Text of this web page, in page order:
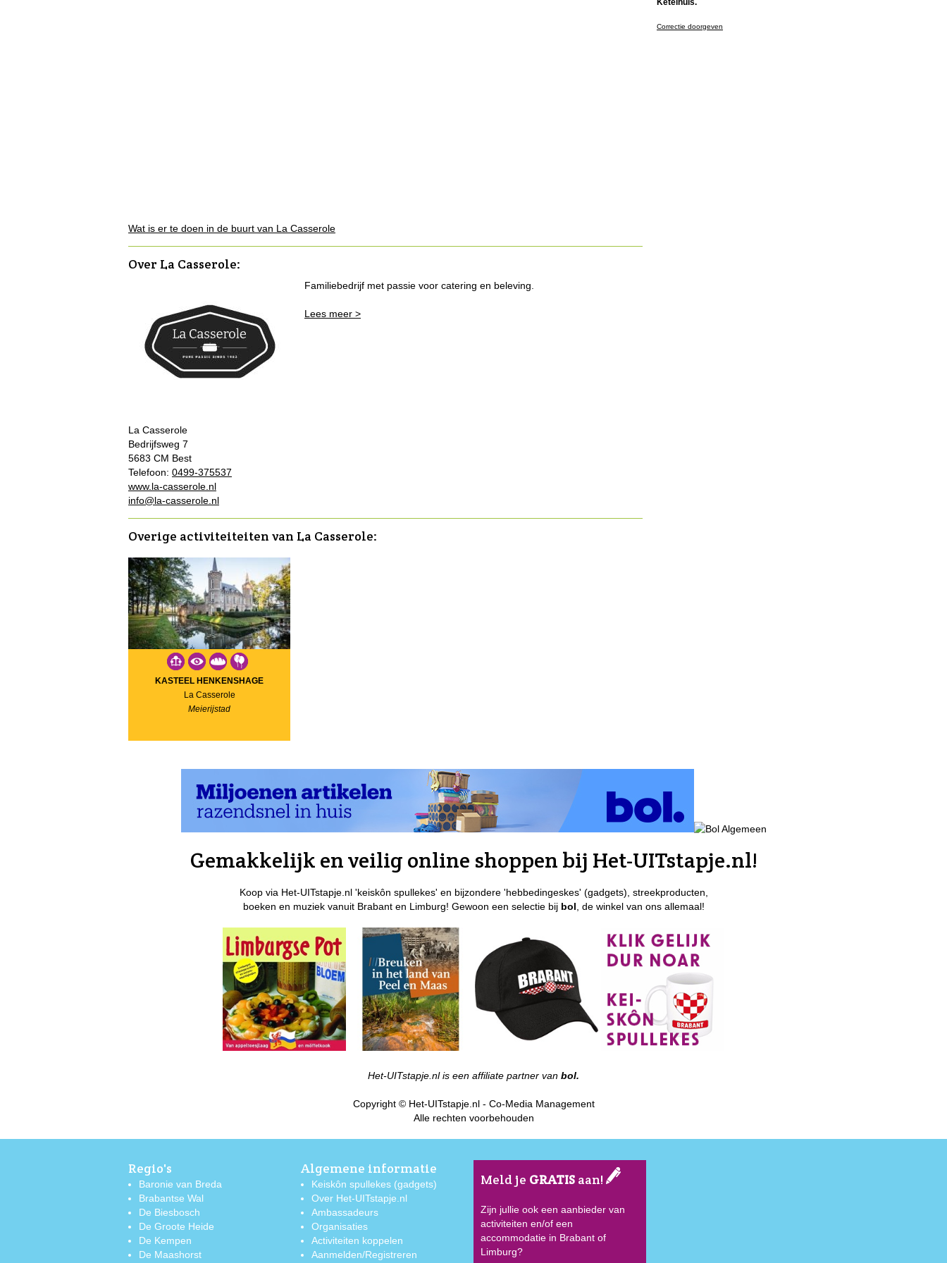
Wat is er te doen in de buurt van La Casserole
Over La Casserole:
La Casserole
Bedrijfsweg 7
5683 CM Best
Telefoon: 0499-375537
www.la-casserole.nl
info@la-casserole.nl
Familiebedrijf met passie voor catering en beleving.
Lees meer >
Overige activiteiteiten van La Casserole:
KASTEEL HENKENSHAGE
La Casserole
Meierijstad
Ketelhuis.
Correctie doorgeven
Gemakkelijk en veilig online shoppen bij Het-UITstapje.nl!
Koop via Het-UITstapje.nl 'keiskôn spullekes' en bijzondere 'hebbedingeskes' (gadgets), streekproducten,
boeken en muziek vanuit Brabant en Limburg! Gewoon een selectie bij bol , de winkel van ons allemaal!
Het-UITstapje.nl is een affiliate partner van bol.
Copyright © Het-UITstapje.nl - Co-Media Management
Alle rechten voorbehouden
Regio's
Baronie van Breda
Brabantse Wal
De Biesbosch
De Groote Heide
De Kempen
De Maashorst
Algemene informatie
Keiskôn spullekes (gadgets)
Over Het-UITstapje.nl
Ambassadeurs
Organisaties
Activiteiten koppelen
Aanmelden/Registreren
Meld je GRATIS aan!
Zijn jullie ook een aanbieder van
activiteiten en/of een
accommodatie in Brabant of
Limburg?